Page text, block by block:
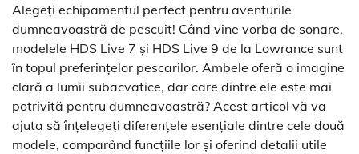
Alegeți echipamentul perfect pentru aventurile
dumneavoastră de pescuit! Când vine vorba de sonare,
modelele HDS Live 7 și HDS Live 9 de la Lowrance sunt
în topul preferințelor pescarilor. Ambele oferă o imagine
clară a lumii subacvatice, dar care dintre ele este mai
potrivită pentru dumneavoastră? Acest articol vă va
ajuta să înțelegeți diferențele esențiale dintre cele două
modele, comparând funcțiile lor și oferind detalii utile